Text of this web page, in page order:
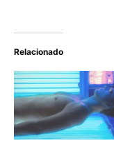
Relacionado